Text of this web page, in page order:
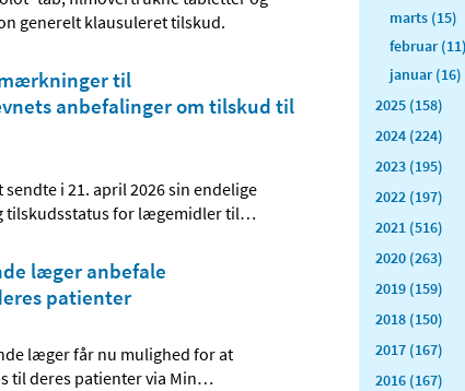
generelt klausuleret tilskud.
til
anbefalinger om tilskud til
i 21. april 2026 sin endelige
tilskudsstatus for lægemidler til…
læger anbefale
patienter
læger får nu mulighed for at
til deres patienter via Min…
marts (15)
februar (11)
januar (16)
2025 (158)
2024 (224)
2023 (195)
2022 (197)
2021 (516)
2020 (263)
2019 (159)
2018 (150)
2017 (167)
2016 (167)